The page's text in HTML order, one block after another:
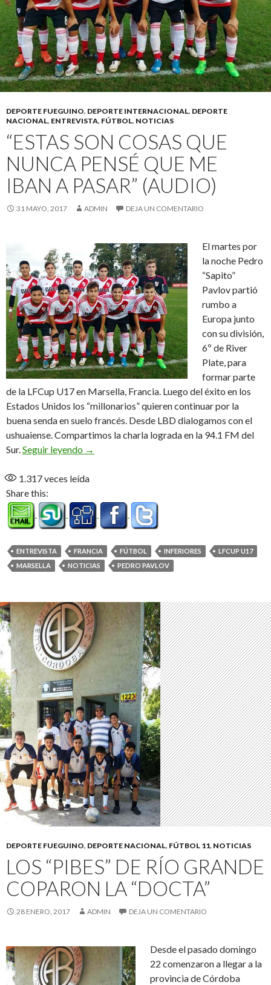
DEPORTE FUEGUINO, DEPORTE INTERNACIONAL, DEPORTE
NACIONAL, ENTREVISTA, FÚTBOL, NOTICIAS
“ESTAS SON COSAS QUE
NUNCA PENSÉ QUE ME
IBAN A PASAR” (AUDIO)
31 MAYO, 2017 ADMIN DEJA UN COMENTARIO
El martes por
la noche Pedro
“Sapito”
Pavlov partió
rumbo a
Europa junto
con su división,
6º de River
Plate, para
formar parte
de la LFCup U17 en Marsella, Francia. Luego del éxito en los
Estados Unidos los “millonarios” quieren continuar por la
buena senda en suelo francés. Desde LBD dialogamos con el
ushuaiense. Compartimos la charla lograda en la 94.1 FM del
Sur.Seguir leyendo “Estas son cosas que nunca pensé que me
→
1.317veces leída
Share this:
ENTREVISTA FRANCIA FÚTBOL INFERIORES
LFCUP U17
MARSELLA
NOTICIAS PEDRO PAVLOV
DEPORTE FUEGUINO, DEPORTE NACIONAL, FÚTBOL 11, NOTICIAS
LOS “PIBES” DE RÍO GRANDE
COPARON LA “DOCTA”
28 ENERO, 2017 ADMIN DEJA UN COMENTARIO
Desde el pasado domingo
22 comenzaron a llegar a la
provincia de Córdoba